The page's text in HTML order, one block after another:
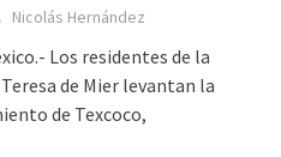
Nicolás Hernández
Los residentes de la
de Mier levantan la
de Texcoco,